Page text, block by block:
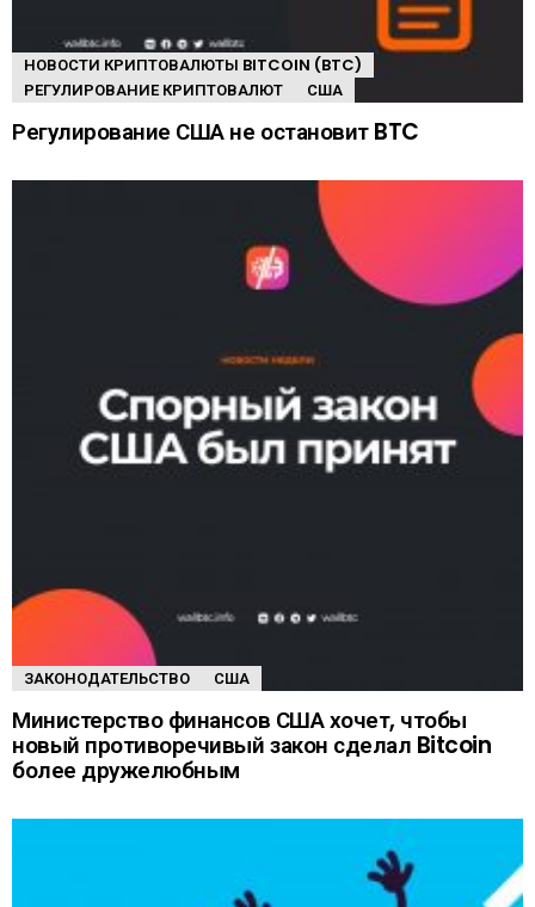
НОВОСТИ КРИПТОВАЛЮТЫ BITCOIN (BTC)
РЕГУЛИРОВАНИЕ КРИПТОВАЛЮТ
США
Регулирование США не остановит BTC
ЗАКОНОДАТЕЛЬСТВО США
Министерство финансов США хочет, чтобы
новый противоречивый закон сделал Bitcoin
более дружелюбным